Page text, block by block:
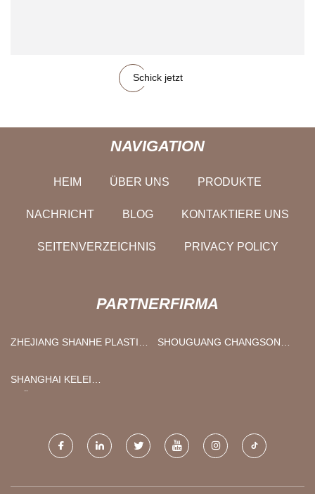
Schick jetzt
NAVIGATION
HEIM ÜBER UNS PRODUKTE
NACHRICHT BLOG KONTAKTIERE UNS
SEITENVERZEICHNIS PRIVACY POLICY
PARTNERFIRMA
ZHEJIANG SHANHE PLASTIC
SHOUGUANG CHANGSONG
SHANGHAI KELEI